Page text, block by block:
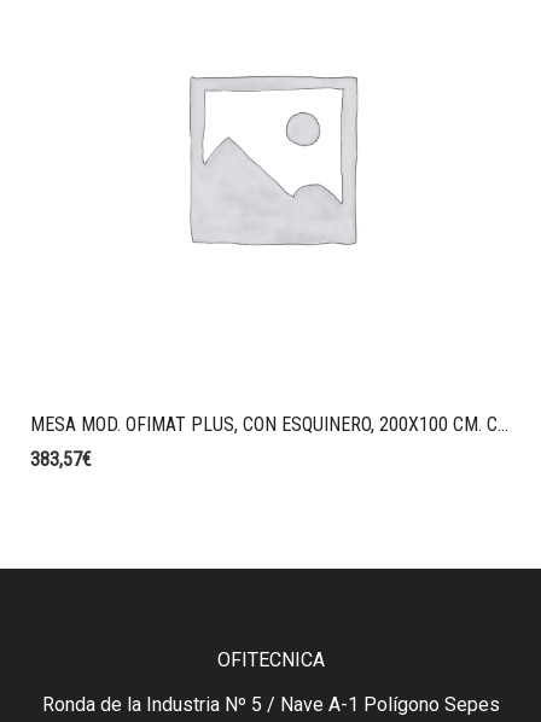
MESA MOD. OFIMAT PLUS, CON ESQUINERO, 200X100 CM. COLOR CASTAÑO-BLANCO
383,57€
OFITECNICA
Ronda de la Industria Nº 5 / Nave A-1 Polígono Sepes